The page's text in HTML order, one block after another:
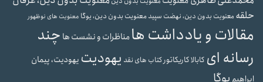
حلقه معنویت بدون دین، نهضت سپیدمعنویت بدون دین، یوگا معنویت های نوظهور
مقالات و یادداشت هامناظرات و نشست ها چند
رسانه ای کابالاکاریکاتور کتاب های نقد یهودیت یهودیت، پیمان
ابراهیم یوگا